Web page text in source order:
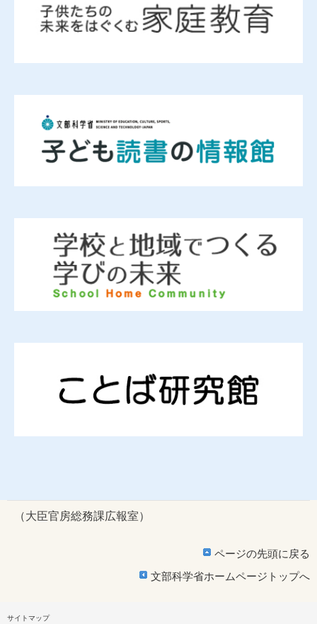
（大臣官房総務課広報室）
ページの先頭に戻る
文部科学省ホームページトップへ
サイトマップ